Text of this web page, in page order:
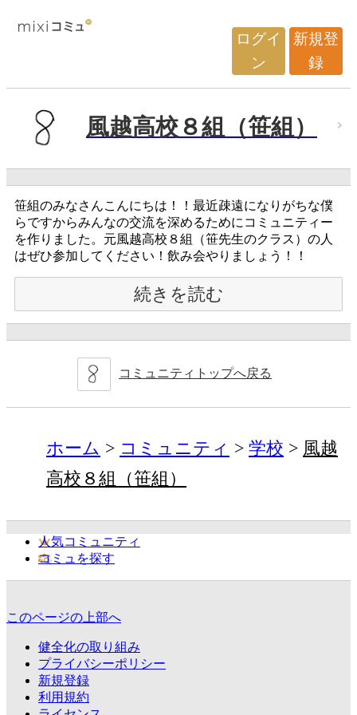
ログイ
ン
新規登
録
風越高校８組（笹組）
笹組のみなさんこんにちは！！最近疎遠になりがちな僕
らですからみんなの交流を深めるためにコミュニティー
を作りました。元風越高校８組（笹先生のクラス）の人
はぜひ参加してください！飲み会やりましょう！！
続きを読む
コミュニティトップへ戻る
ホーム コミュニティ 学校
風越
高校８組（笹組）
人気コミュニティ
コミュを探す
このページの上部へ
健全化の取り組み
プライバシーポリシー
新規登録
利用規約